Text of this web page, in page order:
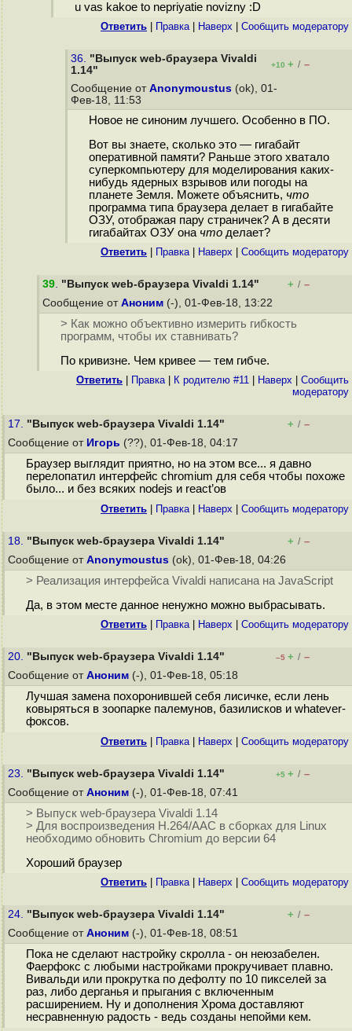
u vas kakoe to nepriyatie novizny :D
Ответить Правка| Наверх Cообщить модератору
36. "Выпуск web-браузера Vivaldi
1.14"
+10 + / –
Сообщение от Anonymoustus (ok), 01-
Фев-18, 11:53
Новое не синоним лучшего. Особенно в ПО.
Вот вы знаете, сколько это — гигабайт
оперативной памяти? Раньше этого хватало
суперкомпьютеру для моделирования каких-
нибудь ядерных взрывов или погоды на
планете Земля. Можете объяснить, что
программа типа браузера делает в гигабайте
ОЗУ, отображая пару страничек? А в десяти
гигабайтах ОЗУ она чтоделает?
Ответить Правка| Наверх Cообщить модератору
39. "Выпуск web-браузера Vivaldi 1.14" + / –
Сообщение от Аноним (-), 01-Фев-18, 13:22
> Как можно объективно измерить гибкость
программ, чтобы их ставнивать?
По кривизне. Чем кривее — тем гибче.
Ответить Правка| К родителю #11 Наверх
Cообщить
модератору
17. "Выпуск web-браузера Vivaldi 1.14" + / –
Сообщение от Игорь (??), 01-Фев-18, 04:17
Браузер выглядит приятно, но на этом все... я давно
перелопатил интерфейс chromium для себя чтобы похоже
было... и без всяких nodejs и react’ов
Ответить Правка| Наверх Cообщить модератору
18. "Выпуск web-браузера Vivaldi 1.14" + / –
Сообщение от Anonymoustus (ok), 01-Фев-18, 04:26
> Реализация интерфейса Vivaldi написана на JavaScript
Да, в этом месте данное ненужно можно выбрасывать.
Ответить Правка| Наверх Cообщить модератору
20. "Выпуск web-браузера Vivaldi 1.14" –5 + / –
Сообщение от Аноним (-), 01-Фев-18, 05:18
Лучшая замена похоронившей себя лисичке, если лень
ковыряться в зоопарке палемунов, базилисков и whatever-
фоксов.
Ответить Правка| Наверх Cообщить модератору
23. "Выпуск web-браузера Vivaldi 1.14" +5 + / –
Сообщение от Аноним (-), 01-Фев-18, 07:41
> Выпуск web-браузера Vivaldi 1.14
> Для воспроизведения H.264/AAC в сборках для Linux
необходимо обновить Chromium до версии 64
Хороший браузер
Ответить Правка| Наверх Cообщить модератору
24. "Выпуск web-браузера Vivaldi 1.14" + / –
Сообщение от Аноним (-), 01-Фев-18, 08:51
Пока не сделают настройку скролла - он неюзабелен.
Фаерфокс с любыми настройками прокручивает плавно.
Вивальди или прокрутка по дефолту по 10 пикселей за
раз, либо дерганья и прыгания с включенным
расширением. Ну и дополнения Хрома доставляют
несравненную радость - ведь созданы непойми кем.